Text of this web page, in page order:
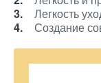
Легкость
Создание